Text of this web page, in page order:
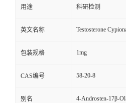
用途 科研检测
英文名称 Testosterone
包装规格 1mg
CAS编号 58-20-8
别名 4-Androsten-17β-